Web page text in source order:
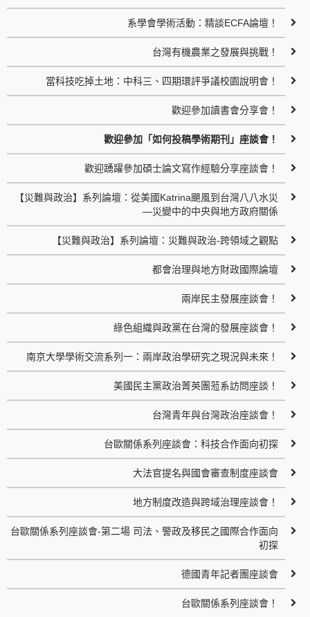
系學會學術活動：精談ECFA論壇！
台灣有機農業之發展與挑戰！
當科技吃掉土地：中科三、四期環評爭議校園說明會！
歡迎參加讀書會分享會！
歡迎參加「如何投稿學術期刊」座談會！
歡迎踴躍參加碩士論文寫作經驗分享座談會！
【災難與政治】系列論壇：從美國Katrina颶風到台灣八八水災
—災變中的中央與地方政府關係
【災難與政治】系列論壇：災難與政治-跨領域之觀點
都會治理與地方財政國際論壇
兩岸民主發展座談會！
綠色組織與政黨在台灣的發展座談會！
南京大學學術交流系列一：兩岸政治學研究之現況與未來！
美國民主黨政治菁英團蒞系訪問座談！
台灣青年與台灣政治座談會！
台歐關係系列座談會：科技合作面向初探
大法官提名與國會審查制度座談會
地方制度改造與跨域治理座談會！
台歐關係系列座談會-第二場 司法、警政及移民之國際合作面向
初探
德國青年記者團座談會
台歐關係系列座談會！